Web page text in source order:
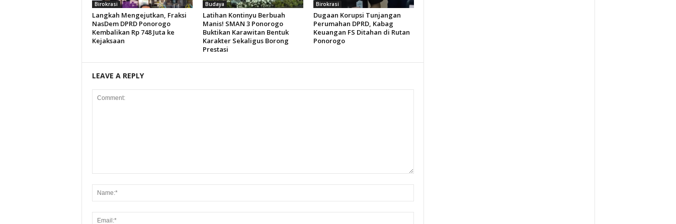
Birokrasi
Langkah Mengejutkan, Fraksi
NasDem DPRD Ponorogo
Kembalikan Rp 748 Juta ke
Kejaksaan
Budaya
Latihan Kontinyu Berbuah
Manis! SMAN 3 Ponorogo
Buktikan Karawitan Bentuk
Karakter Sekaligus Borong
Prestasi
Birokrasi
Dugaan Korupsi Tunjangan
Perumahan DPRD, Kabag
Keuangan FS Ditahan di Rutan
Ponorogo
LEAVE A REPLY